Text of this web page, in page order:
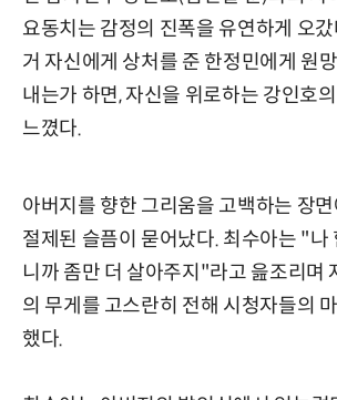
요동치는 감정의 진폭을 유연하게 오
거 자신에게 상처를 준 한정민에게 원
내는가 하면, 자신을 위로하는 강인호
느꼈다.
아버지를 향한 그리움을 고백하는 장
절제된 슬픔이 묻어났다. 최수아는 "나
니까 좀만 더 살아주지"라고 읊조리며
의 무게를 고스란히 전해 시청자들의
했다.